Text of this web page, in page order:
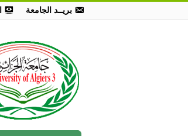
بريــد الجامعة